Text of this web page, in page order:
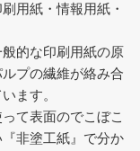
用紙・情報用紙・
的な印刷用紙の原
プの繊維が絡み合
ます。
て表面のでこぼこ
非塗工紙』で分か